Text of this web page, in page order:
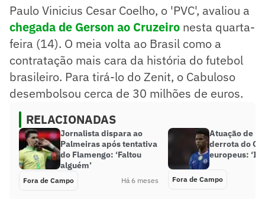
Paulo Vinicius Cesar Coelho, o 'PVC', avaliou a
chegada de Gerson ao Cruzeiro nesta quarta-
feira (14). O meia volta ao Brasil como a
contratação mais cara da história do futebol
brasileiro. Para tirá-lo do Zenit, o Cabuloso
desembolsou cerca de 30 milhões de euros.
RELACIONADAS
Jornalista dispara ao
Palmeiras após tentativa
do Flamengo: ‘Faltou
alguém’
Fora de Campo Há 6 meses
Atuação de
derrota do
europeus:
Fora de Campo